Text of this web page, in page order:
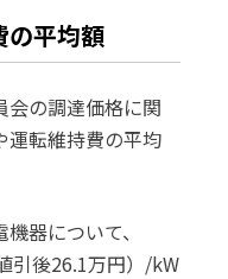
の平均額
会の調達価格に関
運転維持費の平均
器について、
引後26.1万円）/kW